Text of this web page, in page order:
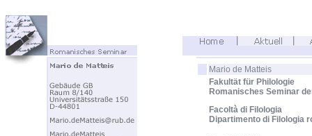
Mario de Matteis
Fakultät für Philologie
Romanisches Seminar
Facoltà di Filologia
Dipartimento di Filologia